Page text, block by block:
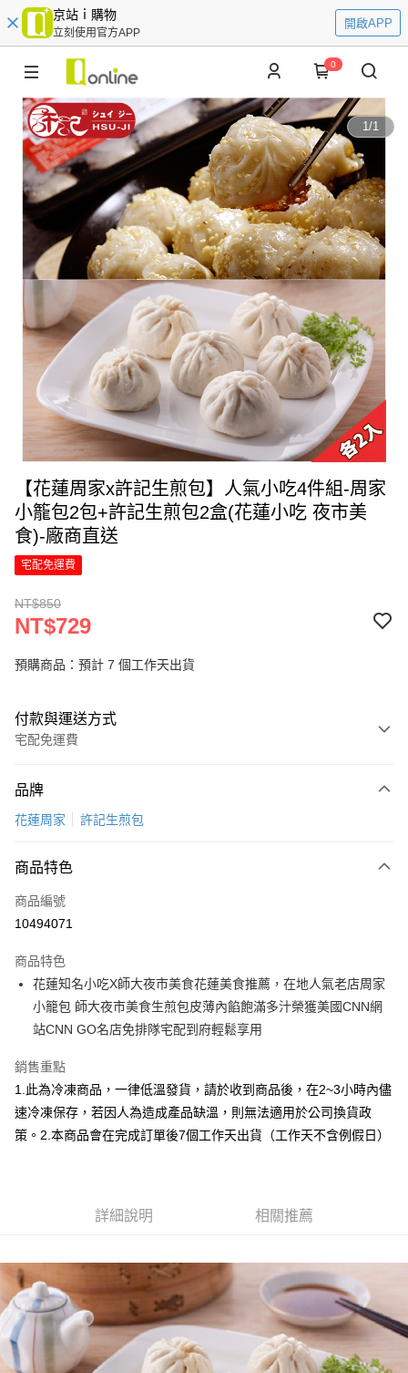
京站ｉ購物
立刻使用官方APP
開啟APP
0
1/1
【花蓮周家x許記生煎包】人氣小吃4件組-周家
小籠包2包+許記生煎包2盒(花蓮小吃 夜市美
食)-廠商直送
宅配免運費
NT$850
NT$729
預購商品：預計 7 個工作天出貨
付款與運送方式
宅配免運費
信用卡一次付款
6 期 0 利率 每期
合作金庫商業銀行
上海商業儲蓄銀行
臺灣中小企業銀行
匯豐（台灣）商業銀行
華泰商業銀行
聯邦商業銀行
遠東國際商業銀行
元大商業銀行
永豐商業銀行
台新國際商業銀行
台灣樂天信用卡公司
LINE Pay
Apple Pay
街口支付
悠遊付
Google Pay
全盈+PAY
大哥付你分期
相關說明
【大哥付你分期使用說明】
3.實際核准額度、可分期數及費用金額請依後續交易確認頁面所載為準。
法說明評估內容。
【繳款方式說明】
1.分期款項不併入電信帳單，「大哥付你分期」於每月結算日後寄送繳費提
醒簡訊。
2.透過簡訊連結打開帳單後，可選擇「超商條碼／台灣大直營門市／銀行轉
帳／街口支付／iPASS MONEY」等通路繳費。
AFTEE先享後付是「在收到商品之後才付款」的支付方式。 讓您購物簡單
２．便利：只要手機號碼，簡訊認證，即可結帳。
３．安心：先確認商品／服務後，再付款。
【「AFTEE先享後付」結帳流程】
１．於結帳方式選擇「AFTEE先享後付」後，將跳轉至「AFTEE先享後付」
結帳頁面，進行簡訊認證並確認金額後，即可完成結帳。
２．訂單成立數日內，您將收到繳費通知簡訊。
免運優惠
免運費
品牌
花蓮周家 許記生煎包
商品特色
商品編號
10494071
商品特色
花蓮知名小吃X師大夜市美食花蓮美食推薦，在地人氣老店周家
小籠包 師大夜市美食生煎包皮薄內餡飽滿多汁榮獲美國CNN網
站CNN GO名店免排隊宅配到府輕鬆享用
銷售重點
1.此為冷凍商品，一律低溫發貨，請於收到商品後，在2~3小時內儘
速冷凍保存，若因人為造成產品缺溫，則無法適用於公司換貨政
策。2.本商品會在完成訂單後7個工作天出貨（工作天不含例假日）
詳細說明 相關推薦